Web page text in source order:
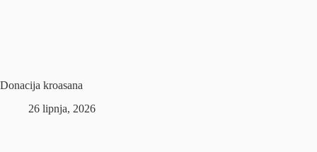
Donacija kroasana
26 lipnja, 2026